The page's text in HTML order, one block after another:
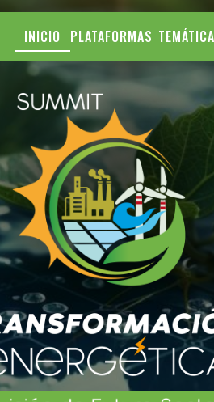
INICIO PLATAFORMAS